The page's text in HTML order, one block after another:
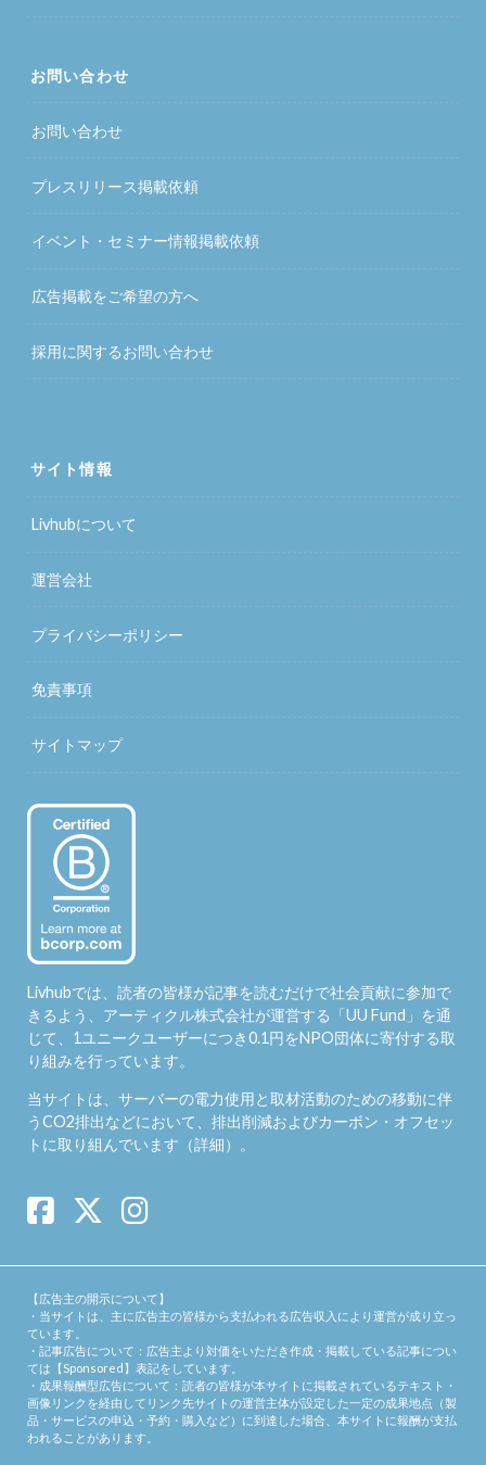
お問い合わせ
お問い合わせ
プレスリリース掲載依頼
イベント・セミナー情報掲載依頼
広告掲載をご希望の方へ
採用に関するお問い合わせ
サイト情報
Livhubについて
運営会社
プライバシーポリシー
免責事項
サイトマップ
Livhubでは、読者の皆様が記事を読むだけで社会貢献に参加で
きるよう、アーティクル株式会社が運営する「UU Fund 」を通
じて、1ユニークユーザーにつき0.1円をNPO団体に寄付する取
り組みを行っています。
当サイトは、サーバーの電力使用と取材活動のための移動に伴
うCO2排出などにおいて、排出削減およびカーボン・オフセッ
トに取り組んでいます（詳細）。
【広告主の開示について】
・当サイトは、主に広告主の皆様から支払われる広告収入により運営が成り立っ
ています。
・記事広告について：広告主より対価をいただき作成・掲載している記事につい
ては【Sponsored】表記をしています。
・成果報酬型広告について：読者の皆様が本サイトに掲載されているテキスト・
画像リンクを経由してリンク先サイトの運営主体が設定した一定の成果地点（製
品・サービスの申込・予約・購入など）に到達した場合、本サイトに報酬が支払
われることがあります。